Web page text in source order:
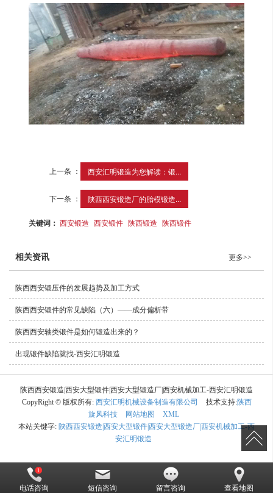
上一条 ： 西安汇明锻造为您解读：锻...
下一条 ： 陕西西安锻造厂的胎模锻造...
关键词：西安锻造 西安锻件 陕西锻造 陕西锻件
相关资讯 更多>>
陕西西安锻压件的发展趋势及加工方式
陕西西安锻件的常见缺陷（六）——成分偏析带
陕西西安轴类锻件是如何锻造出来的？
出现锻件缺陷就找-西安汇明锻造
陕西西安锻造|西安大型锻件|西安大型锻造厂|西安机械加工-西安汇明锻造
CopyRight © 版权所有: 西安汇明机械设备制造有限公司 技术支持:陕西
旋风科技
网站地图
XML
本站关键字: 陕西西安锻造|西安大型锻件|西安大型锻造厂|西安机械加工-西
安汇明锻造
电话咨询 短信咨询 留言咨询 查看地图